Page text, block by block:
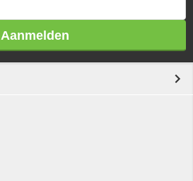
Aanmelden